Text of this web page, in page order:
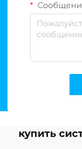
купить